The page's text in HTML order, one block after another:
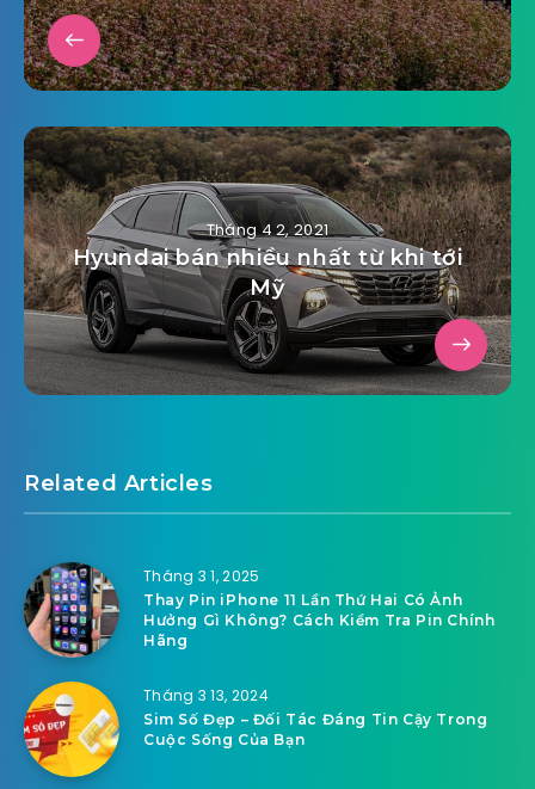
Tháng 4 2, 2021
Hyundai bán nhiều nhất từ khi tới
Mỹ
Related Articles
Tháng 3 1, 2025
Thay Pin iPhone 11 Lần Thứ Hai Có Ảnh
Hưởng Gì Không? Cách Kiểm Tra Pin Chính
Hãng
Tháng 3 13, 2024
Sim Số Đẹp – Đối Tác Đáng Tin Cậy Trong
Cuộc Sống Của Bạn